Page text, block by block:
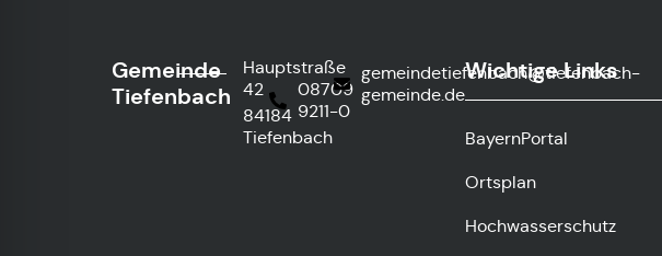
Gemeinde
Tiefenbach
Hauptstraße
42
84184
Tiefenbach
08709
9211-0
gemeindetiefenbach@tiefenbach-
gemeinde.de
Wichtige Links
BayernPortal
Ortsplan
Hochwasserschutz